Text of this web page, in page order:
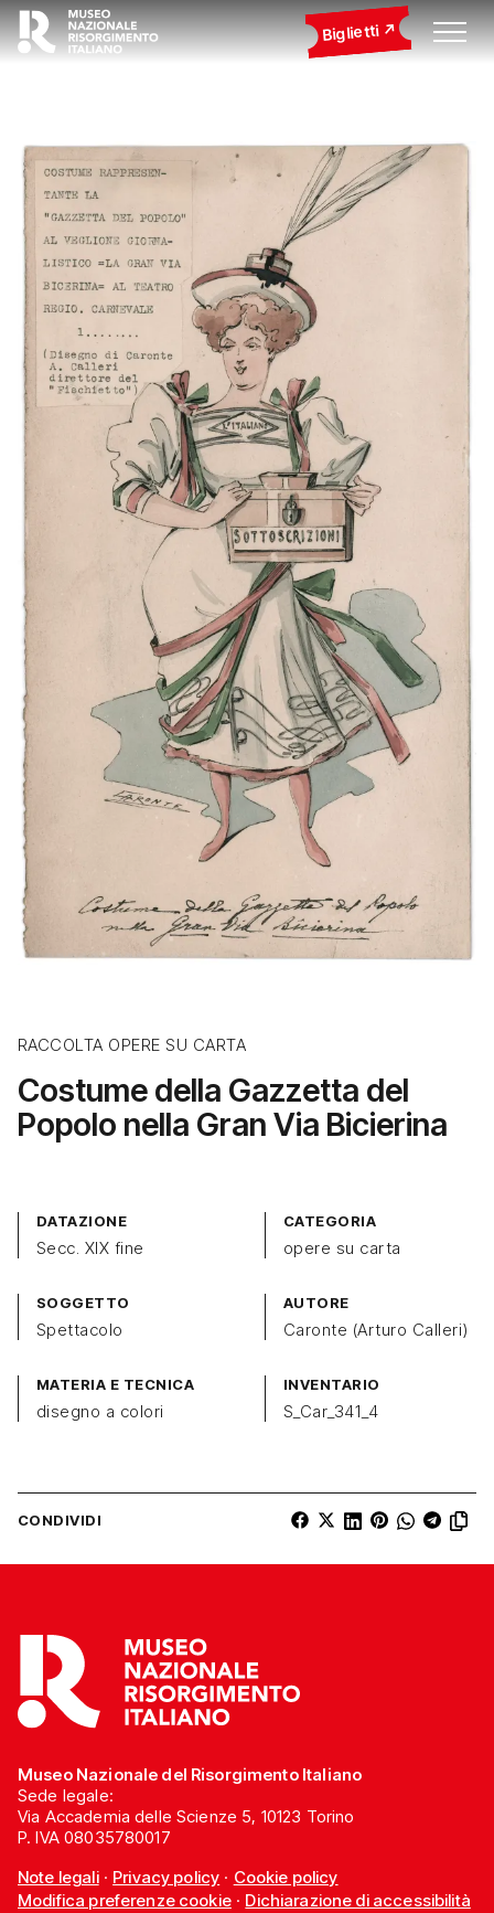
Biglietti
RACCOLTA OPERE SU CARTA
Costume della Gazzetta del
Popolo nella Gran Via Bicierina
DATAZIONE
Secc. XIX fine
CATEGORIA
opere su carta
SOGGETTO
Spettacolo
AUTORE
Caronte (Arturo Calleri)
MATERIA E TECNICA
disegno a colori
INVENTARIO
S_Car_341_4
CONDIVIDI
Museo Nazionale del Risorgimento Italiano
Sede legale:
Via Accademia delle Scienze 5, 10123 Torino
P. IVA 08035780017
Note legali· Privacy policy · Cookie policy
Modifica preferenze cookie· Dichiarazione di accessibilità